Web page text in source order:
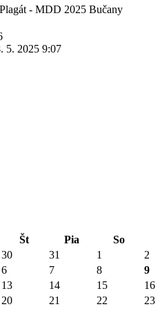
5. 2025 9:07
Št Pia
So
30 31 1
2
6 7 8
9
13 14 15
16
20 21 22 23